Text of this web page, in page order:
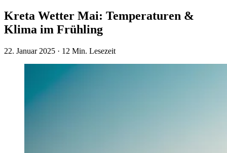
Kreta Wetter Mai: Temperaturen &
Klima im Frühling
22. Januar 2025 · 12 Min. Lesezeit